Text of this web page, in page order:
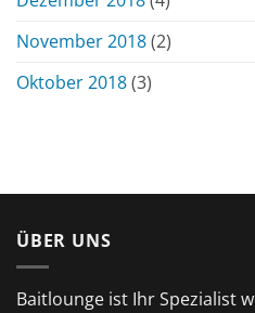
November 2018(2)
Oktober 2018(3)
ÜBER UNS
Baitlounge ist Ihr Spezialist